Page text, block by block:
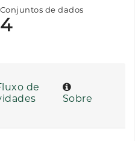
Conjuntos de dados
4
de
Sobre